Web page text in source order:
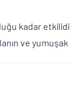
kadar
ve